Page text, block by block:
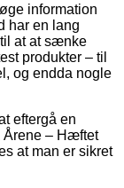
information
har en lang
at at sænke
produkter – til
og endda nogle
eftergå en
Årene – Hæftet
at man er sikret